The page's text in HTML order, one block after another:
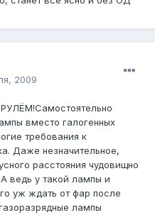
2009
вместо галогенных
требования к
Даже незначительное,
расстояния чудовищно
ведь у такой лампы и
уж ждать от фар после
лампы